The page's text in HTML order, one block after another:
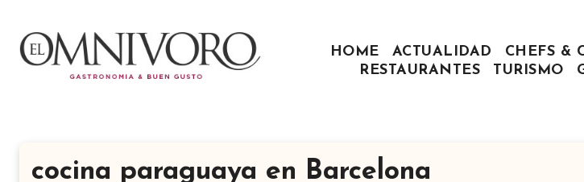
contenido
HOME ACTUALIDAD CHEFS &
RESTAURANTES
TURISMO
cocina paraguaya en Barcelona